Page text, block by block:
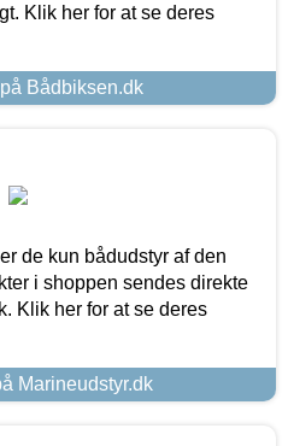
Klik her for at se deres
Bådbiksen.dk
de kun bådudstyr af den
i shoppen sendes direkte
Klik her for at se deres
Marineudstyr.dk